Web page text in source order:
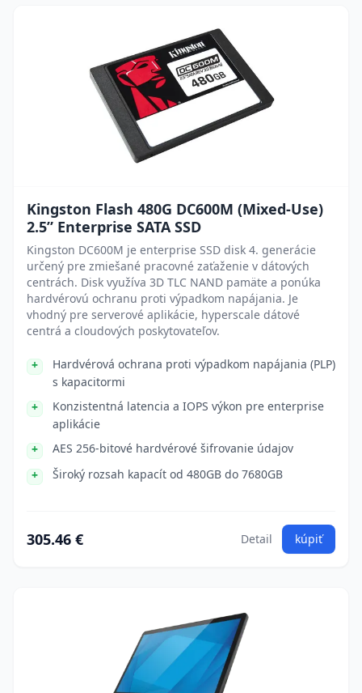
Kingston Flash 480G DC600M (Mixed-Use)
2.5” Enterprise SATA SSD
Kingston DC600M je enterprise SSD disk 4. generácie
určený pre zmiešané pracovné zaťaženie v dátových
centrách. Disk využíva 3D TLC NAND pamäte a ponúka
hardvérovú ochranu proti výpadkom napájania. Je
vhodný pre serverové aplikácie, hyperscale dátové
centrá a cloudových poskytovateľov.
Hardvérová ochrana proti výpadkom napájania (PLP)
s kapacitormi
Konzistentná latencia a IOPS výkon pre enterprise
aplikácie
AES 256-bitové hardvérové šifrovanie údajov
Široký rozsah kapacít od 480GB do 7680GB
305.46 € Detail kúpiť